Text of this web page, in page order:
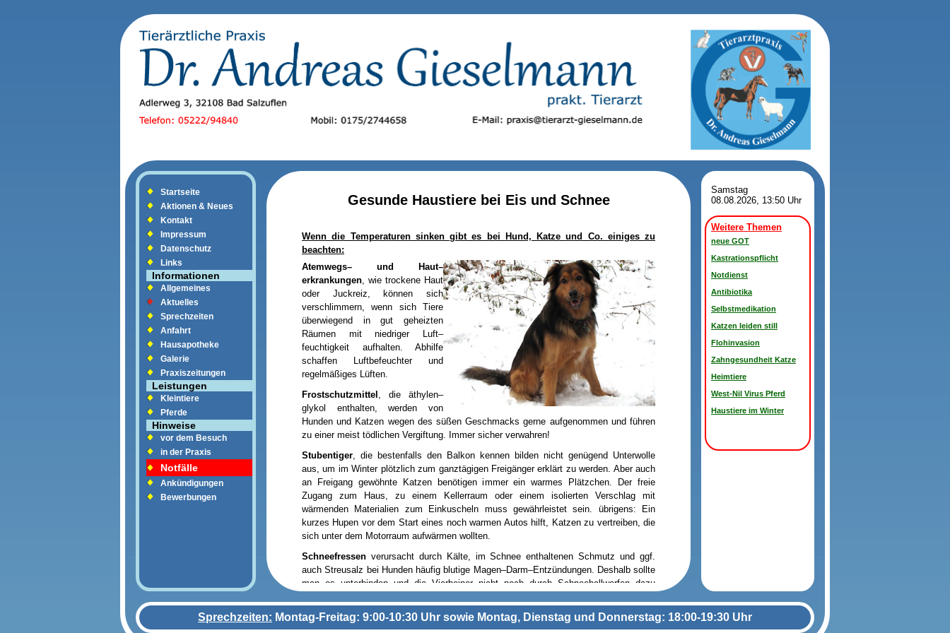
Startseite
Aktionen & Neues
Kontakt
Impressum
Datenschutz
Links
Informationen
Allgemeines
Aktuelles
Sprechzeiten
Anfahrt
Hausapotheke
Galerie
Praxiszeitungen
Leistungen
Kleintiere
Pferde
Hinweise
vor dem Besuch
in der Praxis
Notfälle
Ankündigungen
Bewerbungen
Gesunde Haustiere bei Eis und Schnee
Wenn die Temperaturen sinken gibt es bei Hund, Katze und Co. einiges zu
beachten:
Atemwegs– und Haut–
erkrankungen, wie trockene Haut
oder Juckreiz, können sich
verschlimmern, wenn sich Tiere
überwiegend in gut geheizten
Räumen mit niedriger Luft–
feuchtigkeit aufhalten. Abhilfe
schaffen Luftbefeuchter und
regelmäßiges Lüften.
Frostschutzmittel , die äthylen–
glykol enthalten, werden von
Hunden und Katzen wegen des süßen Geschmacks gerne aufgenommen und führen
zu einer meist tödlichen Vergiftung. Immer sicher verwahren!
Stubentiger, die bestenfalls den Balkon kennen bilden nicht genügend Unterwolle
aus, um im Winter plötzlich zum ganztägigen Freigänger erklärt zu werden. Aber auch
an Freigang gewöhnte Katzen benötigen immer ein warmes Plätzchen. Der freie
Zugang zum Haus, zu einem Kellerraum oder einem isolierten Verschlag mit
wärmenden Materialien zum Einkuscheln muss gewährleistet sein. übrigens: Ein
kurzes Hupen vor dem Start eines noch warmen Autos hilft, Katzen zu vertreiben, die
sich unter dem Motorraum aufwärmen wollten.
Schneefressen verursacht durch Kälte, im Schnee enthaltenen Schmutz und ggf.
auch Streusalz bei Hunden häufig blutige Magen–Darm–Entzündungen. Deshalb sollte
man es unterbinden und die Vierbeiner nicht noch durch Schneeballwerfen dazu
Streusalz und Splitin großen Mengen greifen die Hundepfoten an. Hier helfen das
Einreiben der Pfotenballen mit Melkfett oder Vaseline vor dem Spaziergang, um das
Samstag
08.08.2026, 13:50 Uhr
Weitere Themen
neue GOT
Kastrationspflicht
Notdienst
Antibiotika
Selbstmedikation
Katzen leiden still
Flohinvasion
Zahngesundheit Katze
Heimtiere
West-Nil Virus Pferd
Haustiere im Winter
Sprechzeiten: Montag-Freitag: 9:00-10:30 Uhr sowie Montag, Dienstag und Donnerstag: 18:00-19:30 Uhr